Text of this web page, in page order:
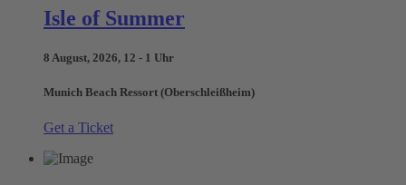
Isle of Summer
8 August, 2026, 12 - 1 Uhr
Munich Beach Ressort (Oberschleißheim)
Get a Ticket